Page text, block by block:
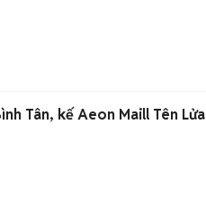
Tân, kế Aeon Maill Tên Lửa